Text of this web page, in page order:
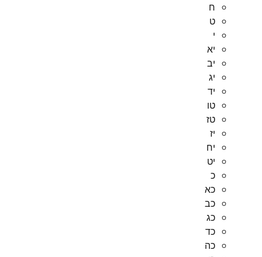
ח
ט
י
יא
יב
יג
יד
טו
טז
יז
יח
יט
כ
כא
כב
כג
כד
כה